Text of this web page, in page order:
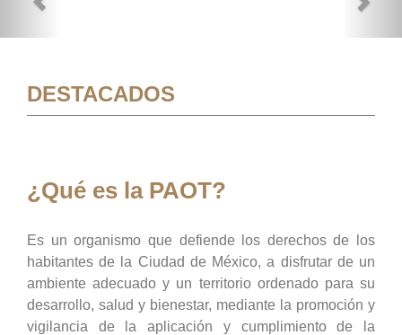
DESTACADOS
¿Qué es la PAOT?
Es un organismo que defiende los derechos de los
habitantes de la Ciudad de México, a disfrutar de un
ambiente adecuado y un territorio ordenado para su
desarrollo, salud y bienestar, mediante la promoción y
vigilancia de la aplicación y cumplimiento de la